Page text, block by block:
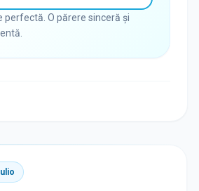
perfectă. O părere sinceră și